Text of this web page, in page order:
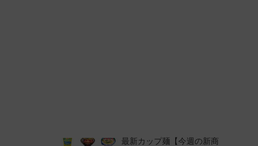
最新カップ麺【今週の新商